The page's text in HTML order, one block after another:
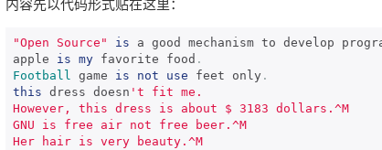
内容先以代码形式贴在这里：
"Open Source" is a good mechanism to develop
apple is my favorite food .
Football game is not use feet only .
this dress doesn 't fit me.
However, this dress is about $ 3183 dollars.^M
GNU is free air not free beer.^M
Her hair is very beauty.^M